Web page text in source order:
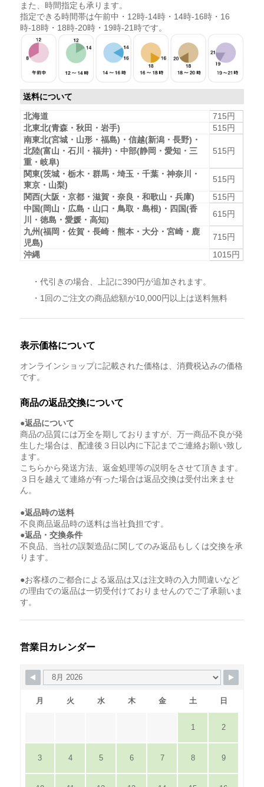
また、時間指定も承ります。
指定できる時間帯は午前中・12時-14時・14時-16時・16
時-18時・18時-20時・19時-21時です。
送料について
北海道
715円
北東北(青森・秋田・岩手)
515円
南東北(宮城・山形・福島)・信越(新潟・長野)・
北陸(富山・石川・福井)・中部(静岡・愛知・三
重・岐阜)
515円
関東(茨城・栃木・群馬・埼玉・千葉・神奈川・
東京・山梨)
515円
関西(大阪・京都・滋賀・奈良・和歌山・兵庫)
515円
中国(岡山・広島・山口・鳥取・島根)・四国(香
川・徳島・愛媛・高知)
615円
九州(福岡・佐賀・長崎・熊本・大分・宮崎・鹿
児島)
715円
沖縄
1015円
・代引きの場合、上記に390円が追加されます。
・1回のご注文の商品総額が10,000円以上は送料無料
表示価格について
オンラインショップに記載された価格は、消費税込みの価格
です。
商品の返品交換について
●返品について
商品の品質には万全を期しておりますが、万一商品不良が発
生した場合は、配達後３日以内に下記までご連絡お願い致し
ます。
こちらから発送方法、返金処理等の説明をさせて頂きます。
３日を越えて連絡が有った場合は返品交換は受付出来ませ
ん。
●返品時の送料
不良商品返品時の送料は当社負担です。
●返品・交換条件
不良品、当社の誤製造品に関してのみ返品もしくは交換を承
ります。
●お客様のご都合による返品は又は注文時の入力間違いなど
の理由での返品は一切受付けておりませんのでご了承願いま
す。
営業日カレンダー
月 火 水 木 金 土 日
1 2
3 4 5 6 7 8 9